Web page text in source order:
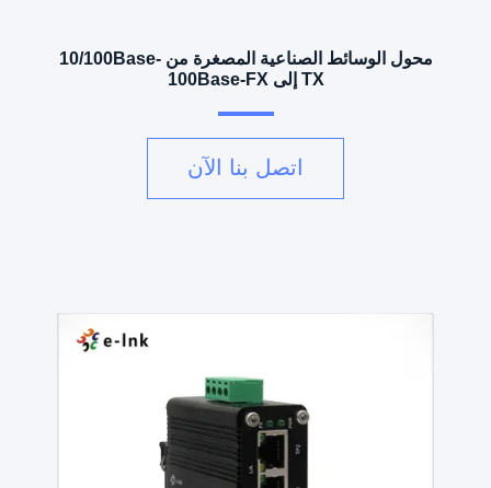
محول الوسائط الصناعية المصغرة من 10/100Base-
TX إلى 100Base-FX
اتصل بنا الآن